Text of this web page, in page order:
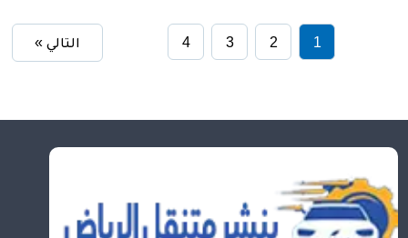
1
2
3
4 التالي »